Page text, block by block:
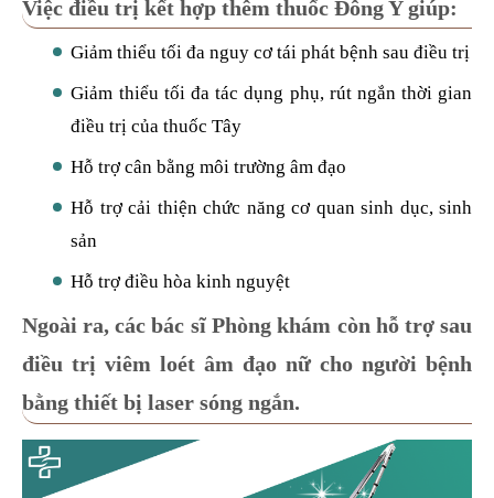
Việc điều trị kết hợp thêm thuốc Đông Y giúp:
Giảm thiểu tối đa nguy cơ tái phát bệnh sau điều trị
Giảm thiểu tối đa tác dụng phụ, rút ngắn thời gian
điều trị của thuốc Tây
Hỗ trợ cân bằng môi trường âm đạo
Hỗ trợ cải thiện chức năng cơ quan sinh dục, sinh
sản
Hỗ trợ điều hòa kinh nguyệt
Ngoài ra, các bác sĩ Phòng khám còn hỗ trợ sau
điều trị viêm loét âm đạo nữcho người bệnh
bằng thiết bị laser sóng ngắn.